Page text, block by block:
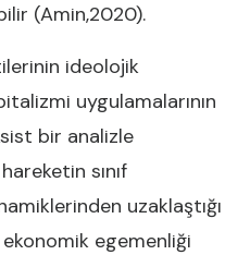
(Amin,2020).
ideolojik
uygulamalarının
bir analizle
sınıf
uzaklaştığı
egemenliği